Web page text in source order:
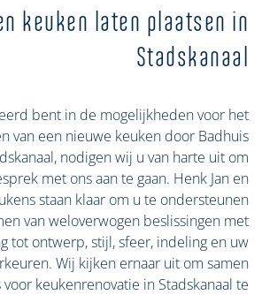
keuken laten plaatsen in
Stadskanaal
bent in de mogelijkheden voor het
van een nieuwe keuken door Badhuis
nodigen wij u van harte uit om
met ons aan te gaan. Henk Jan en
staan klaar om u te ondersteunen
van weloverwogen beslissingen met
tot ontwerp, stijl, sfeer, indeling en uw
Wij kijken ernaar uit om samen
keukenrenovatie in Stadskanaal te